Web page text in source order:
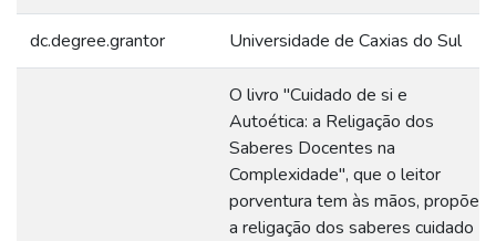
dc.degree.grantor Universidade de Caxias do Sul
O livro "Cuidado de si e
Autoética: a Religação dos
Saberes Docentes na
Complexidade", que o leitor
porventura tem às mãos, propõe
a religação dos saberes cuidado